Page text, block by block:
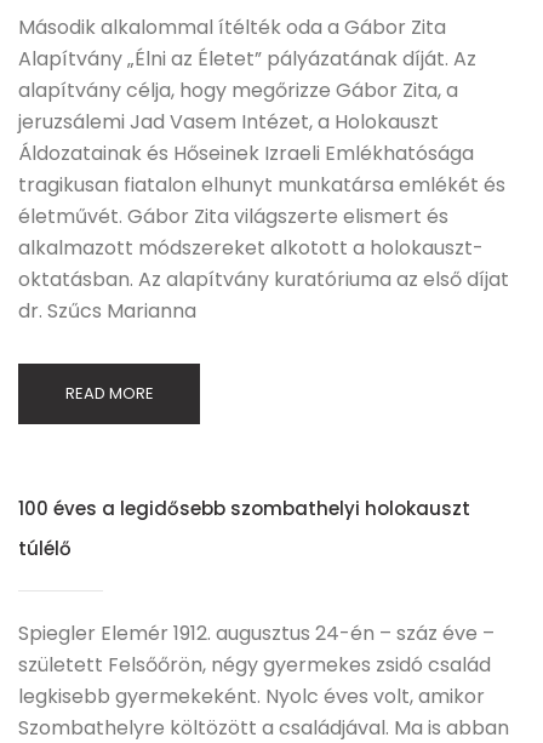
Második alkalommal ítélték oda a Gábor Zita
Alapítvány „Élni az Életet” pályázatának díját. Az
alapítvány célja, hogy megőrizze Gábor Zita, a
jeruzsálemi Jad Vasem Intézet, a Holokauszt
Áldozatainak és Hőseinek Izraeli Emlékhatósága
tragikusan fiatalon elhunyt munkatársa emlékét és
életművét. Gábor Zita világszerte elismert és
alkalmazott módszereket alkotott a holokauszt-
oktatásban. Az alapítvány kuratóriuma az első díjat
dr. Szűcs Marianna
READ MORE
100 éves a legidősebb szombathelyi holokauszt
túlélő
Spiegler Elemér 1912. augusztus 24-én – száz éve –
született Felsőőrön, négy gyermekes zsidó család
legkisebb gyermekeként. Nyolc éves volt, amikor
Szombathelyre költözött a családjával. Ma is abban